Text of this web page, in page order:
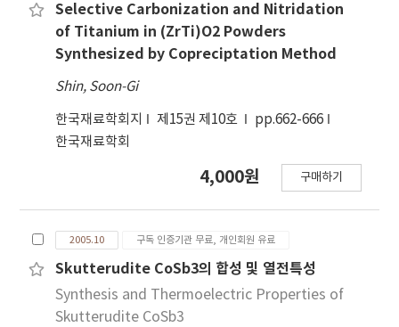
Selective Carbonization and Nitridation
of Titanium in (ZrTi)O2 Powders
Synthesized by Copreciptation Method
Shin, Soon-Gi
한국재료학회지 제15권 제10호
pp.662-666
한국재료학회
4,000원 구매하기
2005.10 구독 인증기관 무료, 개인회원 유료
Skutterudite CoSb3의 합성 및 열전특성
Synthesis and Thermoelectric Properties of
Skutterudite CoSb3